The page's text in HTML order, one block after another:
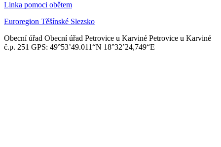
Linka pomoci obětem
Euroregion Těšínské Slezsko
Obecní úřad Obecní úřad Petrovice u Karviné Petrovice u Karviné
č.p. 251 GPS: 49°53’49.011“N 18°32’24,749“E